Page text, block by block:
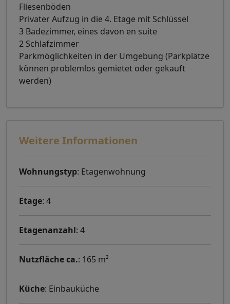
Fliesenböden
Privater Aufzug in die 4. Etage mit Schlüssel
3 Badezimmer, eines davon en suite
2 Schlafzimmer
Parkmöglichkeiten in der Umgebung (Parkplätze
können problemlos gemietet oder gekauft
werden)
Weitere Informationen
Wohnungstyp: Etagenwohnung
Etage: 4
Etagenanzahl: 4
Nutzfläche ca.: 165 m²
Küche: Einbauküche